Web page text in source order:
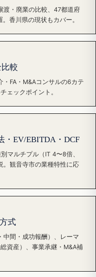
渡・廃業の比較、47都道府
香川県の現状もカバー。
較
FA・M&Aコンサルの6カテ
ェックポイント。
EV/EBITDA・DCF
マルチプル（IT 4〜8倍、
観音寺市の業種特性に応
式
中間・成功報酬）、レーマ
資産）、事業承継・M&A補